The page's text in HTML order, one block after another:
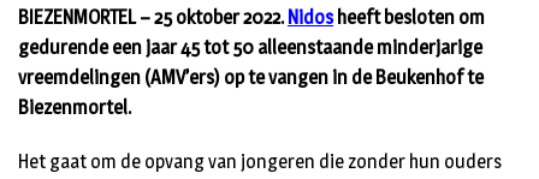
BIEZENMORTEL – 25 oktober 2022. Nidosheeft besloten om
gedurende een jaar 45 tot 50 alleenstaande minderjarige
vreemdelingen (AMV’ers) op te vangen in de Beukenhof te
Biezenmortel.
Het gaat om de opvang van jongeren die zonder hun ouders